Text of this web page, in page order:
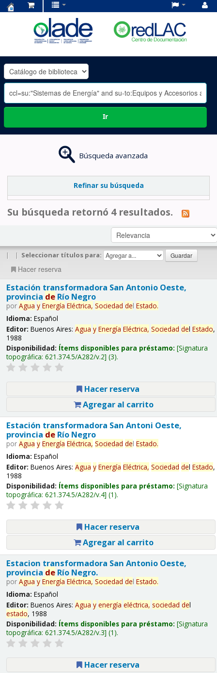
OLADE
-
Ir
Búsqueda avanzada
Refinar su búsqueda
Su búsqueda retornó 4 resultados.
| | Seleccionar títulos para:
Hacer reserva
Estación transformadora San Antonio Oeste,
provincia deRío Negro
por Agua y Energía Eléctrica, Sociedad del Estado.
Idioma: Español
Editor: Buenos Aires: Agua y Energía Eléctrica, Sociedad del Estado,
1988
Disponibilidad: Ítems disponibles para préstamo: Signatura
topográfica: 621.374.5/A282/v.2 (3).
Hacer reserva
Agregar al carrito
Estación transformadora San Antoni Oeste,
provincia deRío Negro
por Agua y Energía Eléctrica, Sociedad del Estado.
Idioma: Español
Editor: Buenos Aires: Agua y Energía Eléctrica, Sociedad del Estado,
1988
Disponibilidad: Ítems disponibles para préstamo: Signatura
topográfica: 621.374.5/A282/v.4 (1).
Hacer reserva
Agregar al carrito
Estacion transformadora San Antonio Oeste,
provincia deRío Negro.
por Agua y Energía Eléctrica, Sociedad del Estado.
Idioma: Español
Editor: Buenos Aires: Agua y energía eléctrica, sociedad del
estado, 1988
Disponibilidad: Ítems disponibles para préstamo: Signatura
topográfica: 621.374.5/A282/v.3 (1).
Hacer reserva